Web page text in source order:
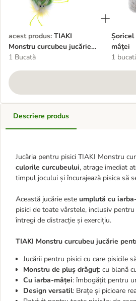
acest produs: TIAKI
Monstru curcubeu jucărie
pentru pisici
1 Bucată
mâței
1
Descriere produs
Jucăria pentru pisici TIAKI Monstru
culorile curcubeului, atrage imediat
timpul jocului și încurajează pisica să
Această jucărie este umplută cu
pisici de toate vârstele, inclusiv
întregi de distracție și exercițiu.
TIAKI Monstru curcubeu jucărie
Jucării pentru pisici cu care pisicile
Monstru de pluș drăguț: cu blană
Cu iarba-mâței: îmbogățit pentru
Design versatil: Brațe și picioare